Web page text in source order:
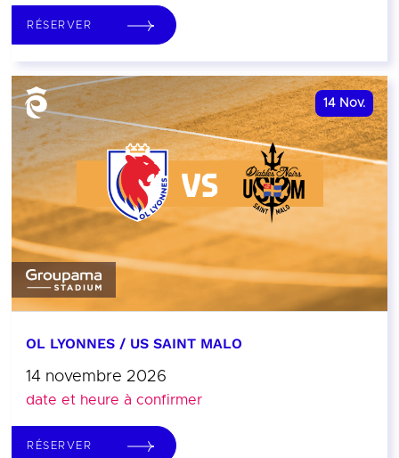
RÉSERVER
14 Nov.
OL LYONNES / US SAINT MALO
14 novembre 2026
date et heure à confirmer
RÉSERVER